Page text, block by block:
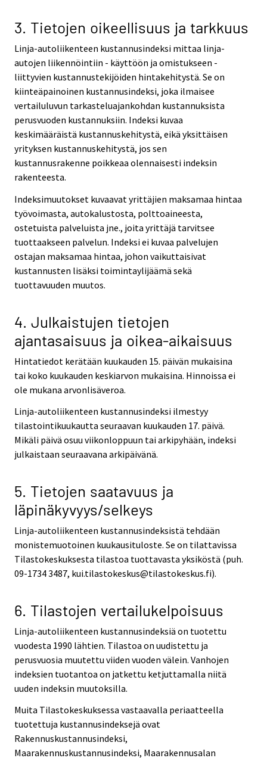
3. Tietojen oikeellisuus ja tarkkuus
Linja-autoliikenteen kustannusindeksi mittaa linja-
autojen liikennöintiin - käyttöön ja omistukseen -
liittyvien kustannustekijöiden hintakehitystä. Se on
kiinteäpainoinen kustannusindeksi, joka ilmaisee
vertailuluvun tarkasteluajankohdan kustannuksista
perusvuoden kustannuksiin. Indeksi kuvaa
keskimääräistä kustannuskehitystä, eikä yksittäisen
yrityksen kustannuskehitystä, jos sen
kustannusrakenne poikkeaa olennaisesti indeksin
rakenteesta.
Indeksimuutokset kuvaavat yrittäjien maksamaa hintaa
työvoimasta, autokalustosta, polttoaineesta,
ostetuista palveluista jne., joita yrittäjä tarvitsee
tuottaakseen palvelun. Indeksi ei kuvaa palvelujen
ostajan maksamaa hintaa, johon vaikuttaisivat
kustannusten lisäksi toimintaylijäämä sekä
tuottavuuden muutos.
4. Julkaistujen tietojen
ajantasaisuus ja oikea-aikaisuus
Hintatiedot kerätään kuukauden 15. päivän mukaisina
tai koko kuukauden keskiarvon mukaisina. Hinnoissa ei
ole mukana arvonlisäveroa.
Linja-autoliikenteen kustannusindeksi ilmestyy
tilastointikuukautta seuraavan kuukauden 17. päivä.
Mikäli päivä osuu viikonloppuun tai arkipyhään, indeksi
julkaistaan seuraavana arkipäivänä.
5. Tietojen saatavuus ja
läpinäkyvyys/selkeys
Linja-autoliikenteen kustannusindeksistä tehdään
monistemuotoinen kuukausituloste. Se on tilattavissa
Tilastokeskuksesta tilastoa tuottavasta yksiköstä (puh.
09-1734 3487, kui.tilastokeskus@tilastokeskus.fi).
6. Tilastojen vertailukelpoisuus
Linja-autoliikenteen kustannusindeksiä on tuotettu
vuodesta 1990 lähtien. Tilastoa on uudistettu ja
perusvuosia muutettu viiden vuoden välein. Vanhojen
indeksien tuotantoa on jatkettu ketjuttamalla niitä
uuden indeksin muutoksilla.
Muita Tilastokeskuksessa vastaavalla periaatteella
tuotettuja kustannusindeksejä ovat
Rakennuskustannusindeksi,
Maarakennuskustannusindeksi, Maarakennusalan